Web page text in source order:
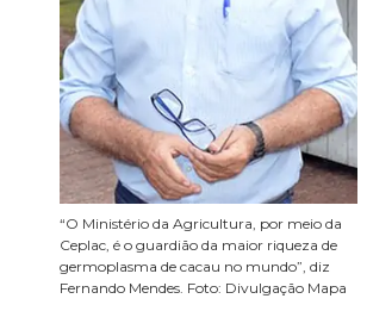
“O Ministério da Agricultura, por meio da
Ceplac, é o guardião da maior riqueza de
germoplasma de cacau no mundo”, diz
Fernando Mendes. Foto: Divulgação Mapa